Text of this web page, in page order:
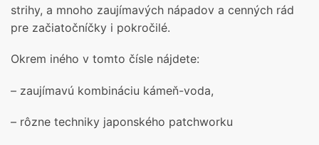
strihy, a mnoho zaujímavých nápadov a cenných rád
pre začiatočníčky i pokročilé.
Okrem iného v tomto čísle nájdete:
– zaujímavú kombináciu kámeň-voda,
– rôzne techniky japonského patchworku